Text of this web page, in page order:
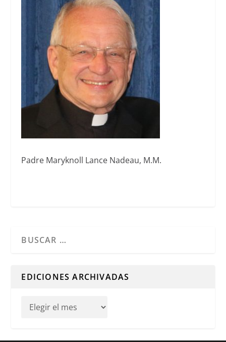
Padre Maryknoll Lance Nadeau, M.M.
EDICIONES ARCHIVADAS